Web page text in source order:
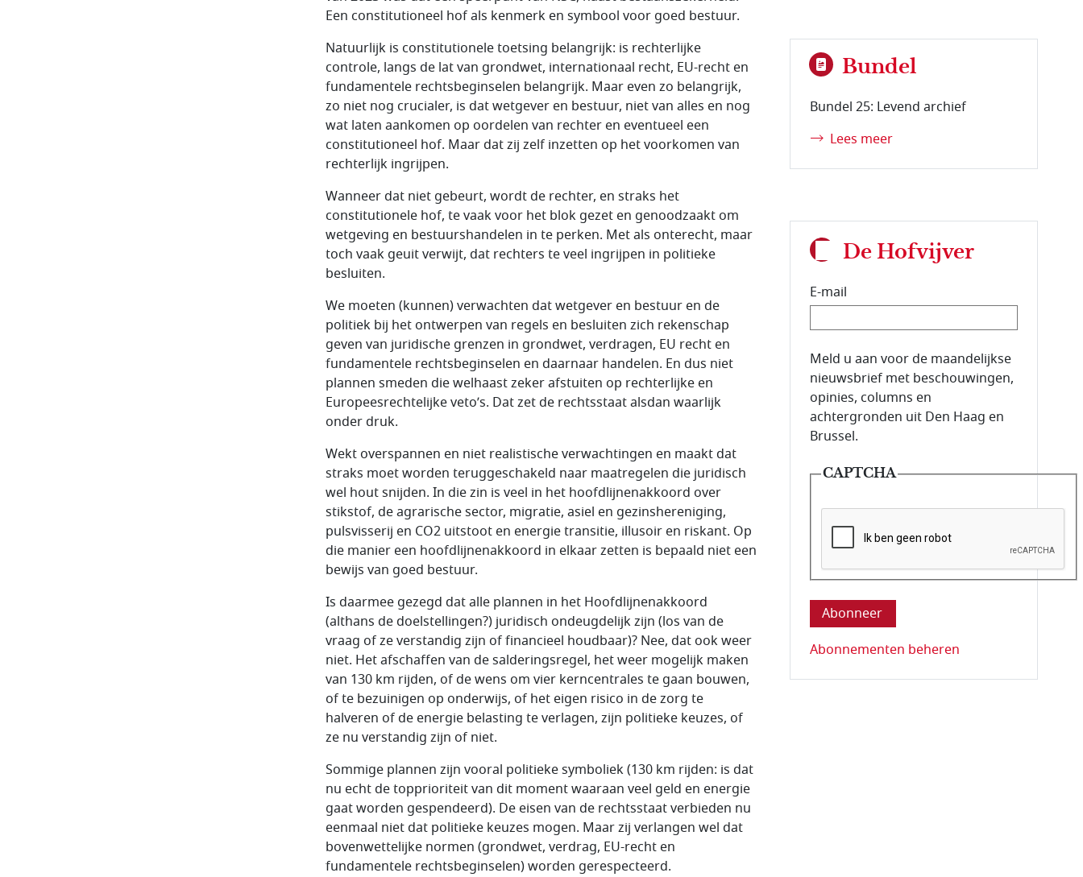
Een constitutioneel hof als kenmerk en symbool voor goed bestuur.
Natuurlijk is constitutionele toetsing belangrijk: is rechterlijke
controle, langs de lat van grondwet, internationaal recht, EU-recht en
fundamentele rechtsbeginselen belangrijk. Maar even zo belangrijk,
zo niet nog crucialer, is dat wetgever en bestuur, niet van alles en nog
wat laten aankomen op oordelen van rechter en eventueel een
constitutioneel hof. Maar dat zij zelf inzetten op het voorkomen van
rechterlijk ingrijpen.
Wanneer dat niet gebeurt, wordt de rechter, en straks het
constitutionele hof, te vaak voor het blok gezet en genoodzaakt om
wetgeving en bestuurshandelen in te perken. Met als onterecht, maar
toch vaak geuit verwijt, dat rechters te veel ingrijpen in politieke
besluiten.
We moeten (kunnen) verwachten dat wetgever en bestuur en de
politiek bij het ontwerpen van regels en besluiten zich rekenschap
geven van juridische grenzen in grondwet, verdragen, EU recht en
fundamentele rechtsbeginselen en daarnaar handelen. En dus niet
plannen smeden die welhaast zeker afstuiten op rechterlijke en
Europeesrechtelijke veto’s. Dat zet de rechtsstaat alsdan waarlijk
onder druk.
Wekt overspannen en niet realistische verwachtingen en maakt dat
straks moet worden teruggeschakeld naar maatregelen die juridisch
wel hout snijden. In die zin is veel in het hoofdlijnenakkoord over
stikstof, de agrarische sector, migratie, asiel en gezinshereniging,
pulsvisserij en CO2 uitstoot en energie transitie, illusoir en riskant. Op
die manier een hoofdlijnenakkoord in elkaar zetten is bepaald niet een
bewijs van goed bestuur.
Is daarmee gezegd dat alle plannen in het Hoofdlijnenakkoord
(althans de doelstellingen?) juridisch ondeugdelijk zijn (los van de
vraag of ze verstandig zijn of financieel houdbaar)? Nee, dat ook weer
niet. Het afschaffen van de salderingsregel, het weer mogelijk maken
van 130 km rijden, of de wens om vier kerncentrales te gaan bouwen,
of te bezuinigen op onderwijs, of het eigen risico in de zorg te
halveren of de energie belasting te verlagen, zijn politieke keuzes, of
ze nu verstandig zijn of niet.
Sommige plannen zijn vooral politieke symboliek (130 km rijden: is dat
nu echt de topprioriteit van dit moment waaraan veel geld en energie
gaat worden gespendeerd). De eisen van de rechtsstaat verbieden nu
eenmaal niet dat politieke keuzes mogen. Maar zij verlangen wel dat
bovenwettelijke normen (grondwet, verdrag, EU-recht en
fundamentele rechtsbeginselen) worden gerespecteerd.
Bundel
Bundel 25: Levend archief
Lees meer
De Hofvijver
E-mail
E-mailadres van de abonnee.
Meld u aan voor de maandelijkse
nieuwsbrief met beschouwingen,
opinies, columns en
achtergronden uit Den Haag en
Brussel.
CAPTCHA
Deze vraag is om te controleren dat u
Abonnementen beheren